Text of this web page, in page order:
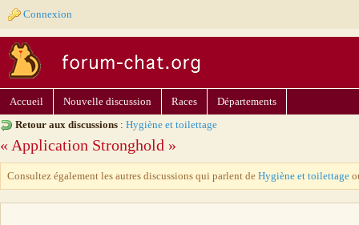
Connexion
Accueil Nouvelle discussion Races
Départements
Retour aux discussions : Hygiène et toilettage
« Application Stronghold »
Consultez également les autres discussions qui parlent de Hygiène et toilettage